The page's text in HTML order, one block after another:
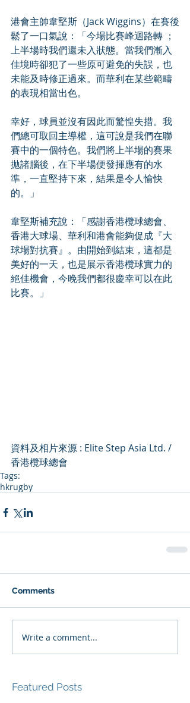
港會主帥韋堅斯（Jack Wiggins）在賽後
鬆了一口氣說：「今場比賽峰迴路轉 ；
上半場時我們還未入狀態。當我們漸入
佳境時卻犯了一些原可避免的失誤，也
未能及時修正過來。而華利在某些範疇
的表現相當出色。
幸好，球員並沒有因此而驚惶失措。我
們總可取回主導權，這可說是我們在聯
賽中的一個特色。我們將上半場的賽果
拋諸腦後，在下半場便發揮應有的水
準，一直堅持下來，結果是令人愉快
的。」
韋堅斯補充說：「感謝香港欖球總會、
香港大球場、華利和港會能夠促成『大
球場對抗賽』。由開始到結束，這都是
美好的一天，也是展示香港欖球實力的
絕佳機會，今晚我們都很慶幸可以在此
比賽。」
資料及相片來源 : Elite Step Asia Ltd. /
香港欖球總會
Tags:
hkrugby
Comments
Write a comment...
Featured Posts